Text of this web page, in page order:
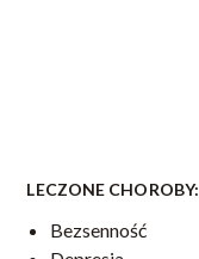
LECZONE CHOROBY:
Bezsenność